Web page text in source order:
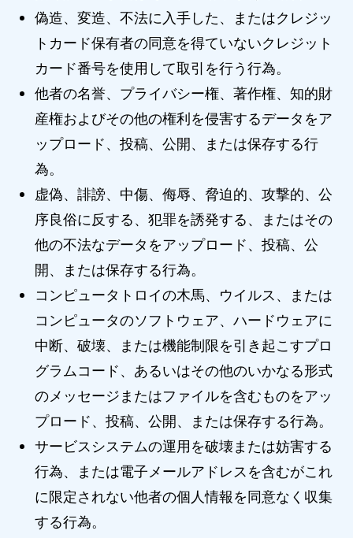
偽造、変造、不法に入手した、またはクレジッ
トカード保有者の同意を得ていないクレジット
カード番号を使用して取引を行う行為。
他者の名誉、プライバシー権、著作権、知的財
産権およびその他の権利を侵害するデータをア
ップロード、投稿、公開、または保存する行
為。
虚偽、誹謗、中傷、侮辱、脅迫的、攻撃的、公
序良俗に反する、犯罪を誘発する、またはその
他の不法なデータをアップロード、投稿、公
開、または保存する行為。
コンピュータトロイの木馬、ウイルス、または
コンピュータのソフトウェア、ハードウェアに
中断、破壊、または機能制限を引き起こすプロ
グラムコード、あるいはその他のいかなる形式
のメッセージまたはファイルを含むものをアッ
プロード、投稿、公開、または保存する行為。
サービスシステムの運用を破壊または妨害する
行為、または電子メールアドレスを含むがこれ
に限定されない他者の個人情報を同意なく収集
する行為。